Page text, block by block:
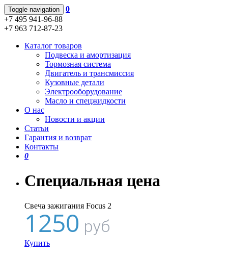
Toggle navigation
0
+7 495 941-96-88
+7 963 712-87-23
Каталог товаров
Подвеска и амортизация
Тормозная система
Двигатель и трансмиссия
Кузовные детали
Электрооборудование
Масло и спецжидкости
О нас
Новости и акции
Статьи
Гарантия и возврат
Контакты
0
Специальная цена
Свеча зажигания Focus 2
1250руб
Купить